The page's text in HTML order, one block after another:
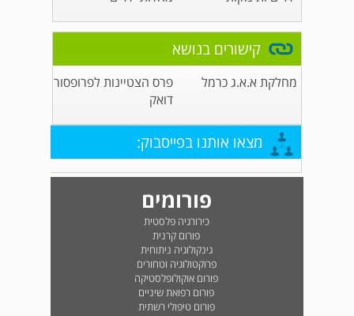
קישורים בנושא
מחלקת א.א.ג כרמל
פרס הצטיינות לפרופסור
דואק
מצאו אותנו בפייסבוק:
פורומים
כירורגיה פלסטית
פורום קרנית
גינקולוגיה ניתוחית
פרוקטולוגיה וטחורים
פורום אוקולופלסטיקה
פורום רפואת שיניים
פורום טיפולי רשתית